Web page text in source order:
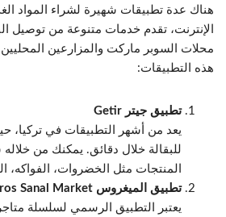
هناك عدة تطبيقات شهيرة لشراء المواد
الإنترنت، تقدم خدمات متنوعة من توصيل
محلات السوبر ماركت والمزارعين
هذه التطبيقات:
تطبيق جيتر Getir
يعد من أشهر التطبيقات في تركيا،
للبقالة خلال دقائق. يمكنك من
المنتجات مثل الخضروات، الفواكه،
تطبيق الميغروس Migros Sanal Market